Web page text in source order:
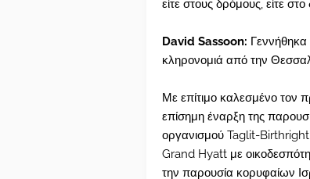
είτε στους δρόμους, είτε στο
David Sassoon: Γεννήθηκα
κληρονομιά από την
Με επίτιμο καλεσμένο τον
επίσημη έναρξη της
οργανισμού Taglit-
Grand Hyatt με
την παρουσία κορυφαίων